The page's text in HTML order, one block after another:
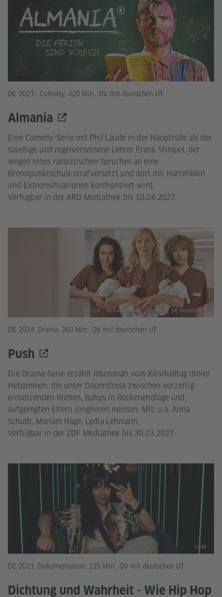
DE 2021-, Comedy, 420 Min., OV mit deutschen UT
Almania
Eine Comedy-Serie mit Phil Laude in der Hauptrolle als der
spießige und regelversessene Lehrer Frank Stimpel, der
wegen eines rassistischen Spruches an eine
Brennpunktschule strafversetzt und dort mit Härtefällen
und Extremsituationen konfrontiert wird.
Verfügbar in der ARD Mediathek bis 10.04.2027.
© SWR
DE 2024, Drama, 260 Min., OV mit deutschen UT
Push
Die Drama-Serie erzählt lebensnah vom Klinikalltag dreier
Hebammen, die unter Dauerstress zwischen vorzeitig
einsetzenden Wehen, Babys in Beckenendlage und
aufgeregten Eltern jonglieren müssen. Mit: u.a. Anna
Schudt, Mariam Hage, Lydia Lehmann.
Verfügbar in der ZDF Mediathek bis 30.03.2027.
© ZDF / Richard Kranzin, Bantrybay, [M] Serviceplan
DE 2021, Dokumentation, 125 Min., OV mit deutschen UT
Dichtung und Wahrheit - Wie Hip Hop
© HR